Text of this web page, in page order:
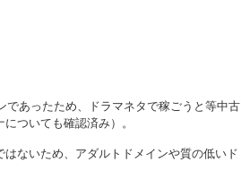
あったため、ドラマネタで稼ごうと等中古
ついても確認済み）。
ないため、アダルトドメインや質の低いド